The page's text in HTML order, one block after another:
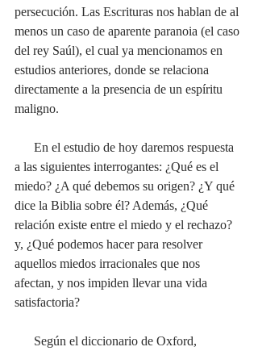
persecución. Las Escrituras nos hablan de al
menos un caso de aparente paranoia (el caso
del rey Saúl), el cual ya mencionamos en
estudios anteriores, donde se relaciona
directamente a la presencia de un espíritu
maligno.
a las siguientes interrogantes: ¿Qué es el
miedo? ¿A qué debemos su origen? ¿Y qué
dice la Biblia sobre él? Además, ¿Qué
relación existe entre el miedo y el rechazo?
y, ¿Qué podemos hacer para resolver
aquellos miedos irracionales que nos
afectan, y nos impiden llevar una vida
satisfactoria?
      Según el diccionario de Oxford,